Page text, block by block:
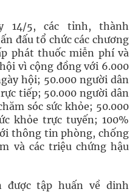
14/5, các tỉnh, thành
đấu tổ chức các chương
phát thuốc miễn phí và
vì cộng đồng với 6.000
hội; 50.000 người dân
tiếp; 50.000 người dân
sóc sức khỏe; 50.000
khỏe trực tuyến; 100%
thông tin phòng, chống
và các triệu chứng hậu
được tập huấn về dinh